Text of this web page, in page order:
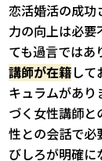
恋活婚活の成功
力の向上は必要
ても過言ではあ
講師が在籍し
キュラムがあり
づく女性講師
性との会話で必
びしろが明確に